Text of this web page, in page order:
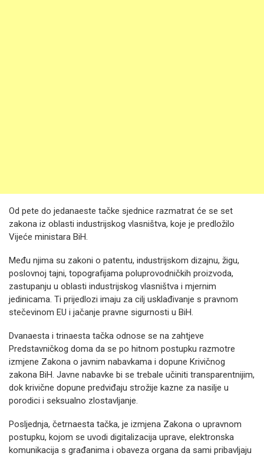
Od pete do jedanaeste tačke sjednice razmatrat će se set
zakona iz oblasti industrijskog vlasništva, koje je predložilo
Vijeće ministara BiH.
Među njima su zakoni o patentu, industrijskom dizajnu, žigu,
poslovnoj tajni, topografijama poluprovodničkih proizvoda,
zastupanju u oblasti industrijskog vlasništva i mjernim
jedinicama. Ti prijedlozi imaju za cilj usklađivanje s pravnom
stečevinom EU i jačanje pravne sigurnosti u BiH.
Dvanaesta i trinaesta tačka odnose se na zahtjeve
Predstavničkog doma da se po hitnom postupku razmotre
izmjene Zakona o javnim nabavkama i dopune Krivičnog
zakona BiH. Javne nabavke bi se trebale učiniti transparentnijim,
dok krivične dopune predviđaju strožije kazne za nasilje u
porodici i seksualno zlostavljanje.
Posljednja, četrnaesta tačka, je izmjena Zakona o upravnom
postupku, kojom se uvodi digitalizacija uprave, elektronska
komunikacija s građanima i obaveza organa da sami pribavljaju